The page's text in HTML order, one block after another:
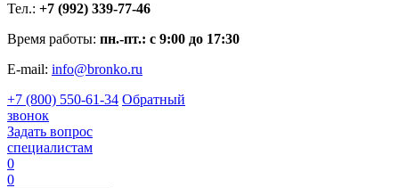
Тел.: +7 (992) 339-77-46
Время работы: пн.-пт.: с 9:00 до 17:30
E-mail: info@bronko.ru
+7 (800) 550-61-34 Обратный
звонок
Задать вопрос
специалистам
0
0